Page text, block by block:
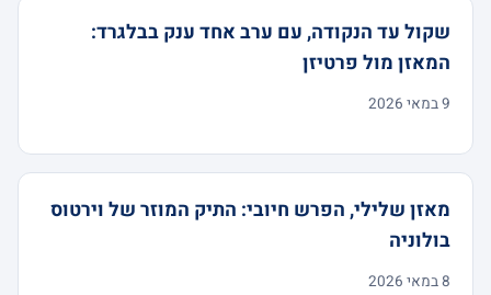
שקול עד הנקודה, עם ערב אחד ענק בבלגרד:
המאזן מול פרטיזן
9 במאי 2026
מאזן שלילי, הפרש חיובי: התיק המוזר של וירטוס
בולוניה
8 במאי 2026